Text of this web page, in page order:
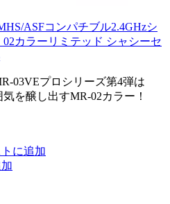
ASFコンパチブル2.4GHzシ
02カラーリミテッド シャシーセ
03VEプロシリーズ第4弾は
を醸し出すMR-02カラー！
に追加